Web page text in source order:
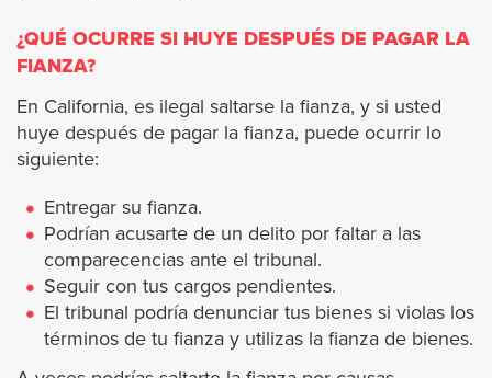
Moreno Valley
Murrieta
Norco
Palm Desert
¿QUÉ OCURRE SI HUYE DESPUÉS DE PAGAR LA
FIANZA?
En California, es ilegal saltarse la fianza, y si usted
huye después de pagar la fianza, puede ocurrir lo
siguiente:
Entregar su fianza.
Podrían acusarte de un delito por faltar a las
comparecencias ante el tribunal.
Seguir con tus cargos pendientes.
El tribunal podría denunciar tus bienes si violas los
términos de tu fianza y utilizas la fianza de bienes.